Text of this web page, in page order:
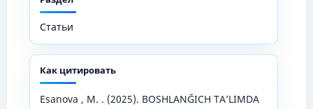
Статьи
Как цитировать
Esanova , M. . (2025). BOSHLANĞICH TA’LIMDA